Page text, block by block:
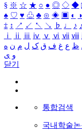
§ ※ ☆ ★ ○ ● ◎ ◇ ◆
♠ ♡ ♥ ♧ ♣ ⊙ ◈ ▣ ◐ ◑
‡ ↕ ↗ ↙ ↖ ↘ ♭ ♩ ♪
ⅰ
ⅱ ⅲ ⅳ ⅴ ⅵ ⅶ ⅷ
ظ ع غ ف ق ک ل م ن ه
و ی
닫기
통합검색
국내학술